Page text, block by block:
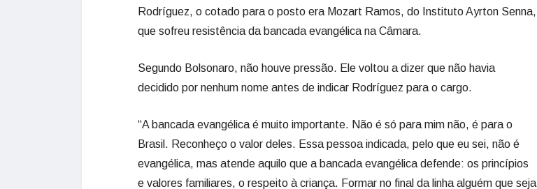
Rodríguez, o cotado para o posto era Mozart Ramos, do Instituto Ayrton Senna,
que sofreu resistência da bancada evangélica na Câmara.
Segundo Bolsonaro, não houve pressão. Ele voltou a dizer que não havia
decidido por nenhum nome antes de indicar Rodríguez para o cargo.
“A bancada evangélica é muito importante. Não é só para mim não, é para o
Brasil. Reconheço o valor deles. Essa pessoa indicada, pelo que eu sei, não é
evangélica, mas atende aquilo que a bancada evangélica defende: os princípios
e valores familiares, o respeito à criança. Formar no final da linha alguém que seja